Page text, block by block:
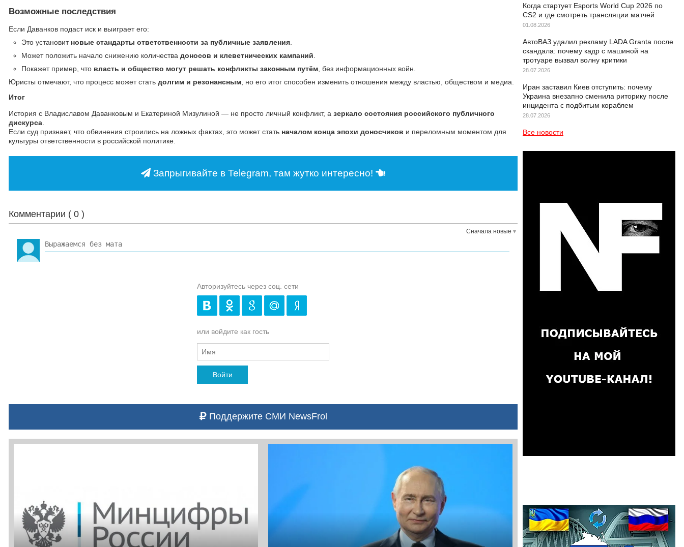
Возможные последствия
Если Даванков подаст иск и выиграет его:
Это установит новые стандарты ответственности за публичные заявления
Может положить начало снижению количества доносов и клеветнических кампаний
Покажет пример, что власть и общество могут решать конфликты законным путём , без информационных войн.
Юристы отмечают, что процесс может стать долгим и резонансным , но его итог способен изменить отношения между властью, обществом и медиа.
Итог
История с Владиславом Даванковым и Екатериной Мизулиной — не просто личный конфликт, а зеркало состояния российского публичного
дискурса
Если суд признает, что обвинения строились на ложных фактах, это может стать началом конца эпохи доносчиков и переломным моментом для
культуры ответственности в российской политике.
Запрыгивайте в Telegram, там жутко интересно!
Комментарии ( 0 )
Сначала новые
Авторизуйтесь через соц. сети
или войдите как гость
Войти
Поддержите СМИ NewsFrol
Когда стартует Esports World Cup 2026 по
CS2 и где смотреть трансляции матчей
01.08.2026
АвтоВАЗ удалил рекламу LADA Granta после
скандала: почему кадр с машиной на
тротуаре вызвал волну критики
28.07.2026
Иран заставил Киев отступить: почему
Украина внезапно сменила риторику после
инцидента с подбитым кораблем
28.07.2026
Все новости